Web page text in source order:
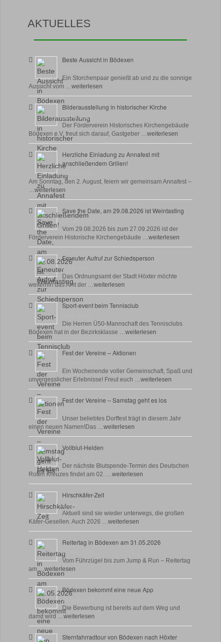
AKTUELLES
Beste Aussicht in Bödexen
Ein Storchenpaar genießt ab und zu die sonnige
Aussicht vom …weiterlesen
Bilderausstellung in historischer Kirche
30 Juli, 2026
Der Förderverein Historisches Kirchengebäude
Bödexen e.V. freut sich darauf, Gastgeber …weiterlesen
Herzliche Einladung zu Annafest mit
anschließendem Grillen!
Am Sonntag, den 2. August, feiern wir gemeinsam Annafest –
…weiterlesen
Save the Date, am 29.08.2026 ist Weintasting
Vom 29.08.2026 bis zum 27.09.2026 ist der
Förderverein Historische Kirchengebäude …weiterlesen
Erneuter Aufruf zur Schiedsperson
8 Juli, 2026
Das Ordnungsamt der Stadt Höxter möchte
weiterhin das Amt der …weiterlesen
Sport-event beim Tennisclub
Die Herren Ü50-Mannschaft des Tennisclubs
Bödexen hat in der Bezirksklasse …weiterlesen
Fest der Vereine – Aktionen
Ein Wochenende voller Gemeinschaft, Spaß und
unvergesslicher Erlebnisse! Freut euch …weiterlesen
Fest der Vereine – Samstag geht es los
Unser beliebtes Dorffest trägt in diesem Jahr
einen neuen Namen!Das …weiterlesen
Vollblut-Helden
Der nächste Blutspende-Termin des Deutschen
Roten Kreuzes findet am 02. …weiterlesen
Hirschkäfer-Zeit
9 Juni, 2026
Aktuell sind sie wieder unterwegs, die großen
Käfer-Gesellen. Auch 2026 …weiterlesen
Reitertag in Bödexen am 31.05.2026
27 Mai, 2026
Vom Führzügel bis zum Jump & Run – Reitertag
am …weiterlesen
Bödexen bekommt eine neue App
28 April, 2026
Die Bewerbung ist bereits auf dem Weg und
damit wird …weiterlesen
Sternfahrradtour von Bödexen nach Höxter